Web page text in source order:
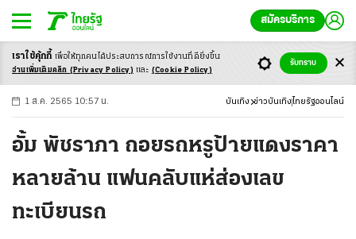
สมัครบริการ
-ก ก ก+
1 ส.ค. 2565 10:57 น. บันเทิง ข่าวบันเทิง ไทยรัฐออนไลน์
อั้ม พัชราภา ถอยรถหรูป้ายแดงราคา
หลายล้าน แฟนคลับแห่ส่องเลข
ทะเบียนรถ
เราใช้คุ้กกี้ เพื่อให้ทุกคนได้ประสบการณ์การใช้งานที่ดียิ่งขึ้น
อ่านเพิ่มเติมคลิก (Privacy Policy) และ (Cookie Policy)
รับทราบ